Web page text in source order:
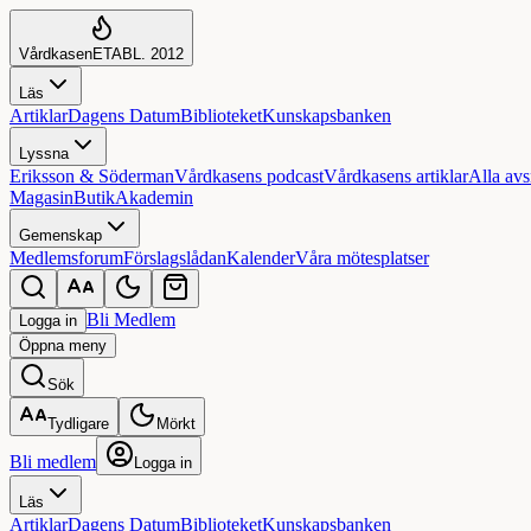
VårdkasenETABL. 2012
Läs
ArtiklarDagens DatumBiblioteketKunskapsbanken
Lyssna
Eriksson & SödermanVårdkasens podcastVårdkasens artiklarAlla
MagasinButikAkademin
Gemenskap
MedlemsforumFörslagslådanKalenderVåra mötesplatser
Logga in Bli Medlem
Öppnameny
Sök
Tydligare Mörkt
Bli medlem Logga in
Läs
ArtiklarDagens DatumBiblioteketKunskapsbanken